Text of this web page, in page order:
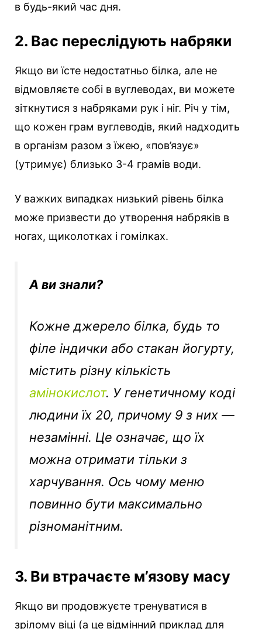
в будь-який час дня.
2. Вас переслідують набряки
Якщо ви їсте недостатньо білка, але не
відмовляєте собі в вуглеводах, ви можете
зіткнутися з набряками рук і ніг. Річ у тім,
що кожен грам вуглеводів, який надходить
в організм разом з їжею, «пов’язує»
(утримує) близько 3-4 грамів води.
У важких випадках низький рівень білка
може призвести до утворення набряків в
ногах, щиколотках і гомілках.
А ви знали?
Кожне джерело білка, будь то
філе індички або стакан йогурту,
містить різну кількість
амінокислот. У генетичному коді
людини їх 20, причому 9 з них —
незамінні. Це означає, що їх
можна отримати тільки з
харчування. Ось чому меню
повинно бути максимально
різноманітним.
3. Ви втрачаєте м’язову масу
Якщо ви продовжуєте тренуватися в
зрілому віці (а це відмінний приклад для